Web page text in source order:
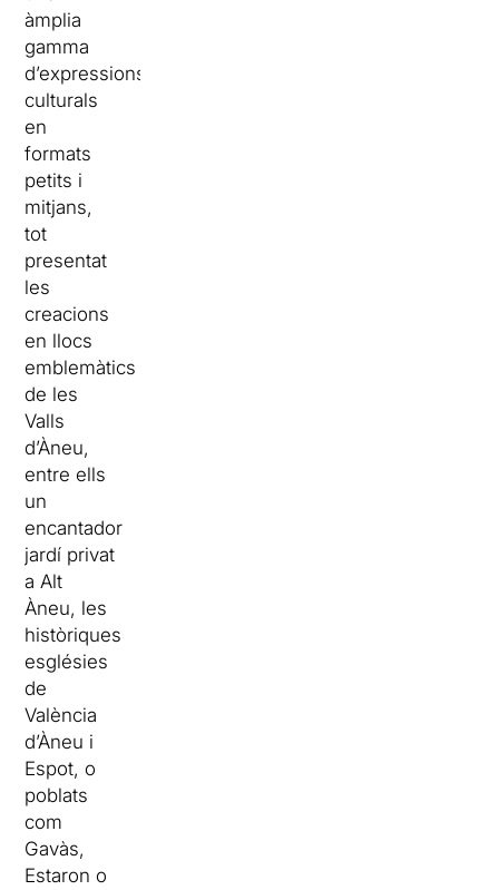
àmplia
gamma
d’expressions
culturals
en
formats
petits i
mitjans,
tot
presentat
les
creacions
en llocs
emblemàtics
de les
Valls
d’Àneu,
entre ells
un
encantador
jardí privat
a Alt
Àneu, les
històriques
esglésies
de
València
d’Àneu i
Espot, o
poblats
com
Gavàs,
Estaron o